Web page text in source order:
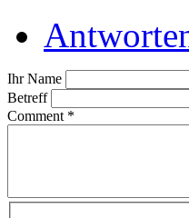
Ihr Name
Betreff
Comment *